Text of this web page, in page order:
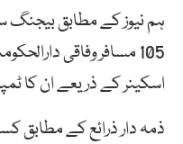
105 مسافر وفاقی
اسکینر کے ذریعے ان کا
ذمہ دار ذرائع کے مطابق